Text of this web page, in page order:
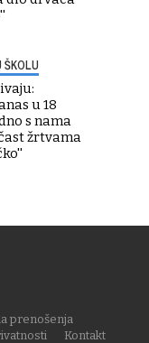
u 18
s nama
žrtvama
prenošenja
Kontakt